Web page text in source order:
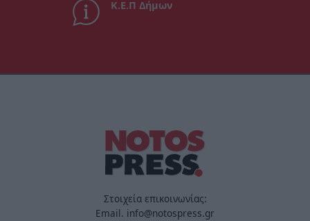
Κ.Ε.Π Δήμων
Στοιχεία επικοινωνίας:
Email. info@notospress.gr